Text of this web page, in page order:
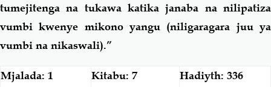
tumejitenga na tukawa katika janaba na nilipatiza
vumbi kwenye mikono yangu (niligaragara juu ya
vumbi na nikaswali).”
Mjalada: 1 Kitabu: 7 Hadiyth: 336